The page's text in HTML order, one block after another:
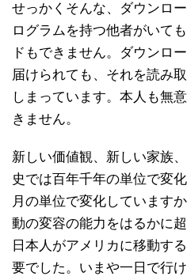
せっかくそんな、ダウンロ
ログラムを持つ他者がいて
ドもできません。ダウンロ
届けられても、それを読み
しまっています。本人も無
きません。
新しい価値観、新しい家族
史では百年千年の単位で変
月の単位で変化しています
動の変容の能力をはるかに
日本人がアメリカに移動す
要でした。いまや一日で行